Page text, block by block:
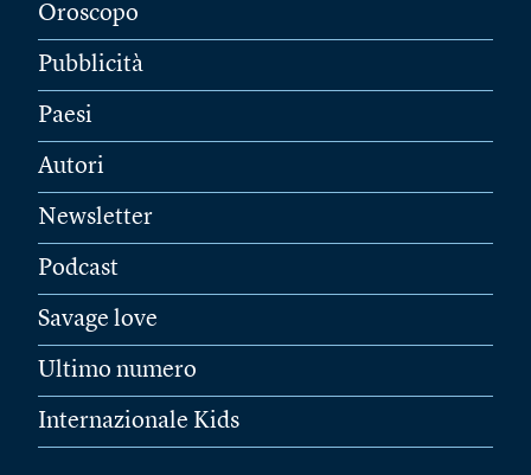
Oroscopo
Pubblicità
Paesi
Autori
Newsletter
Podcast
Savage love
Ultimo numero
Internazionale Kids